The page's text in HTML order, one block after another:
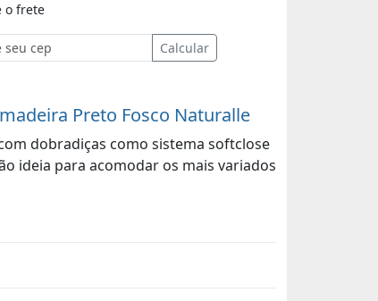
o frete
Calcular
Preto Fosco Naturalle
dobradiças como sistema softclose
ideia para acomodar os mais variados